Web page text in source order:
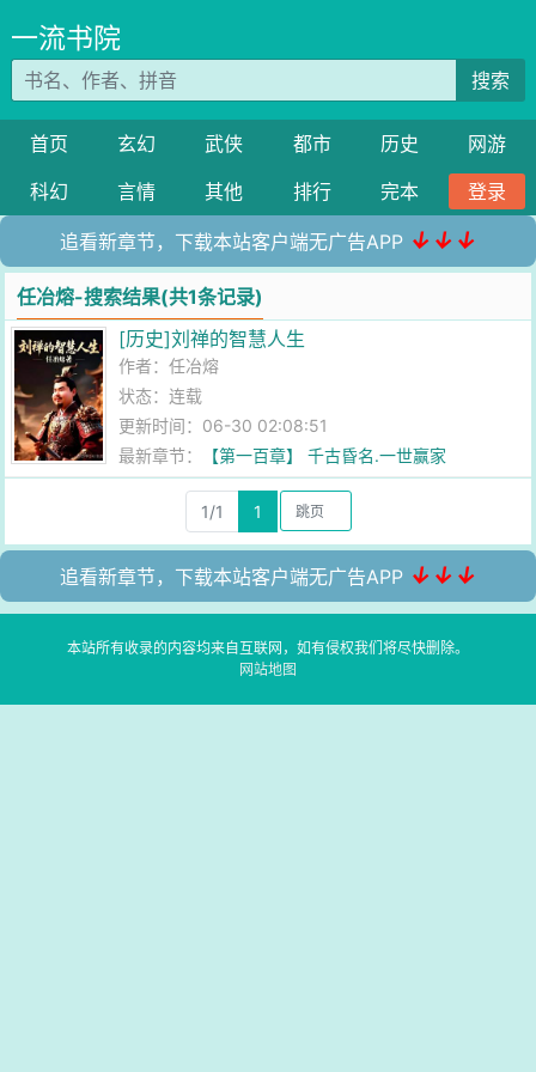
一流书院
搜索
首页 玄幻 武侠 都市 历史
网游
科幻
言情 其他 排行 完本 登录
追看新章节，下载本站客户端无广告APP ↓↓↓
任冶熔-搜索结果(共1条记录)
[历史]刘禅的智慧人生
作者：任冶熔
状态：连载
更新时间：06-30 02:08:51
最新章节：
【第一百章】 千古昏名.一世赢家
1/1 1
追看新章节，下载本站客户端无广告APP ↓↓↓
本站所有收录的内容均来自互联网，如有侵权我们将尽快删除。
网站地图